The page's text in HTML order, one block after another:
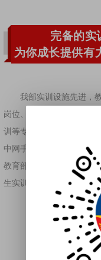
完备的实
为你成长提供有
我部实训设施先进，
岗位、会计手工综合、创
训等专业实训室8个，高标
中网手工实训、沙盘实训
教育部精品课件、试题库
生实训、考取1+X证书及